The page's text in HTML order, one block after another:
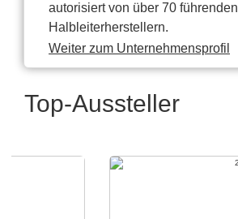
autorisiert von über 70 führenden
Halbleiterherstellern.
Weiter zum Unternehmensprofil
Top-Aussteller